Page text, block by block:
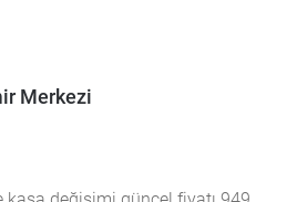
Merkezi